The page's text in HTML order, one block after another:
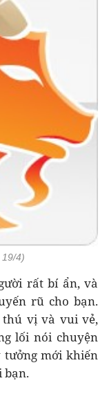
4)
rất bí ẩn, và
rũ cho bạn.
thú vị và vui vẻ,
lối nói chuyện
tưởng mới khiến
bạn.